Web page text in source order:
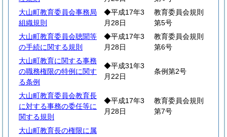
大山町教育委員会事務局
組織規則
◆平成17年3
月28日
教育委員会規則
第5号
大山町教育委員会聴聞等
の手続に関する規則
◆平成17年3
月28日
教育委員会規則
第6号
大山町教育に関する事務
の職務権限の特例に関す
る条例
◆平成31年3
月22日
条例第2号
大山町教育委員会教育長
に対する事務の委任等に
関する規則
◆平成17年3
月28日
教育委員会規則
第7号
大山町教育長の権限に属